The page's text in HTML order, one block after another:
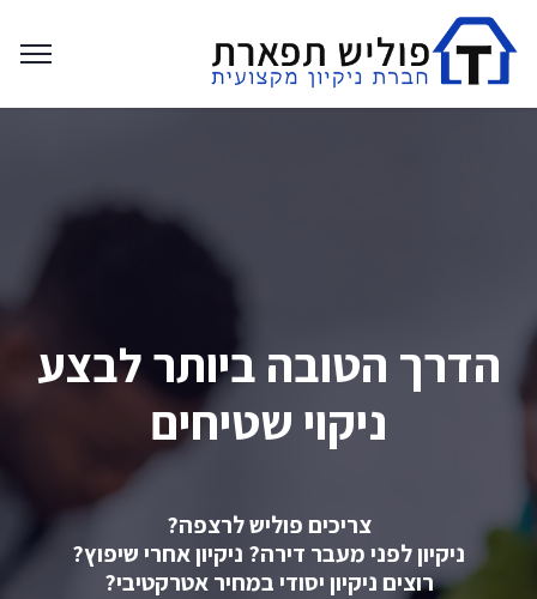
הדרך הטובה ביותר לבצע
ניקוי שטיחים
צריכים פוליש לרצפה?
ניקיון לפני מעבר דירה? ניקיון אחרי שיפוץ?
רוצים ניקיון יסודי במחיר אטרקטיבי?